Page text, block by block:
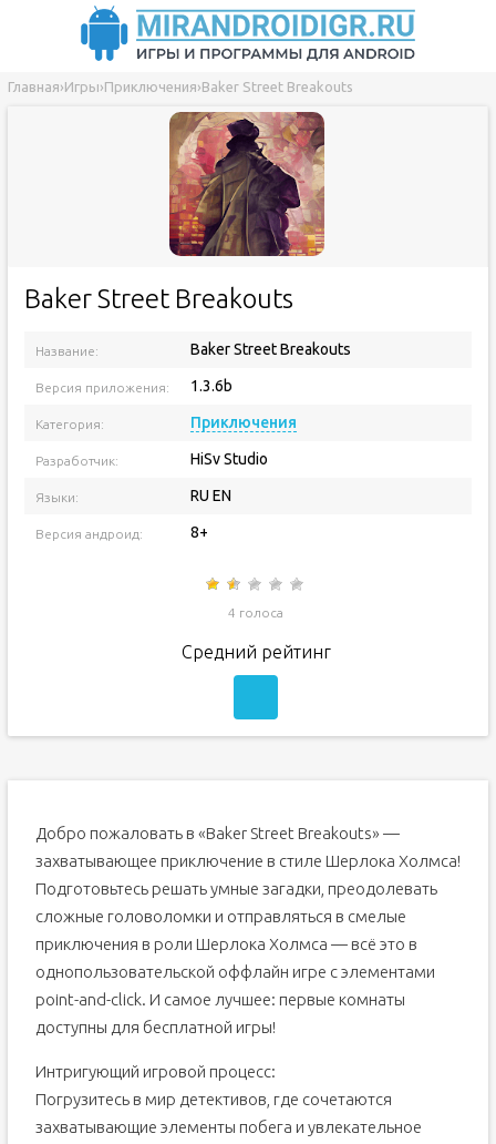
Главная›Игры›Приключения›Baker Street Breakouts
Baker Street Breakouts
Название: Baker Street Breakouts
Версия приложения: 1.3.6b
Категория: Приключения
Разработчик: HiSv Studio
Языки: RU EN
Версия андроид: 8+
4 голоса
Средний рейтинг
Добро пожаловать в «Baker Street Breakouts» —
захватывающее приключение в стиле Шерлока Холмса!
Подготовьтесь решать умные загадки, преодолевать
сложные головоломки и отправляться в смелые
приключения в роли Шерлока Холмса — всё это в
однопользовательской оффлайн игре с элементами
point-and-click. И самое лучшее: первые комнаты
доступны для бесплатной игры!
Интригующий игровой процесс:
Погрузитесь в мир детективов, где сочетаются
захватывающие элементы побега и увлекательное